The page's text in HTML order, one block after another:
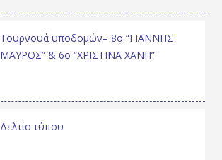
Τουρνουά υποδομών– 8ο “ΓΙΑΝΝΗΣ
ΜΑΥΡΟΣ” & 6ο “ΧΡΙΣΤΙΝΑ ΧΑΝΗ”
Δελτίο τύπου